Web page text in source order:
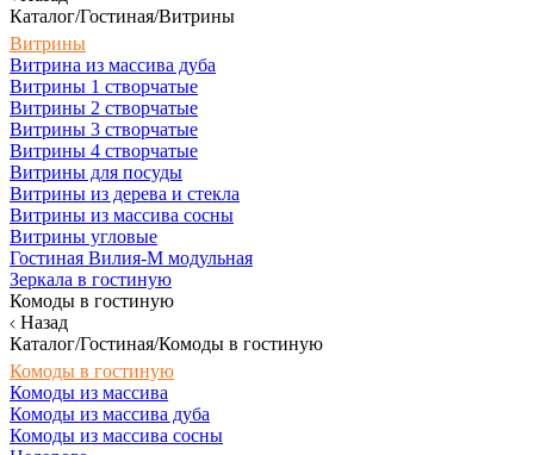
Каталог/Гостиная/Витрины
Витрины
Витрина из массива дуба
Витрины 1 створчатые
Витрины 2 створчатые
Витрины 3 створчатые
Витрины 4 створчатые
Витрины для посуды
Витрины из дерева и стекла
Витрины из массива сосны
Витрины угловые
Гостиная Вилия-М модульная
Зеркала в гостиную
Комоды в гостиную
Назад
Каталог/Гостиная/Комоды в гостиную
Комоды в гостиную
Комоды из массива
Комоды из массива дуба
Комоды из массива сосны